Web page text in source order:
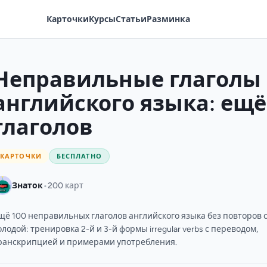
Карточки КурсыСтатьи Разминка
глаголы
языка:
КАРТОЧКИ БЕСПЛАТНО
Знаток•200 карт
100 неправильных глаголов английского языка без повторов
тренировка 2-й и 3-й формы irregular verbs с переводом,
и примерами употребления.